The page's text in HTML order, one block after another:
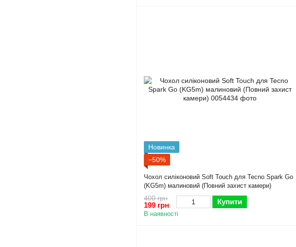
Новинка
−50%
Чохол силіконовий Soft Touch для Tecno Spark Go
(KG5m) малиновий (Повний захист камери)
400 грн
199 грн Купити
В наявності